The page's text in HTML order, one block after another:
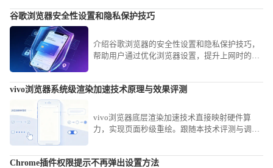
谷歌浏览器安全性设置和隐私保护技巧
介绍谷歌浏览器的安全性设置和隐私保护技巧，
帮助用户通过优化浏览器设置，提升上网时的安
vivo浏览器系统级渲染加速技术原理与效果评测
vivo浏览器底层渲染加速技术直接映射硬件算
力，实现页面秒级重绘。跟随本技术评测与调优
Chrome插件权限提示不再弹出设置方法